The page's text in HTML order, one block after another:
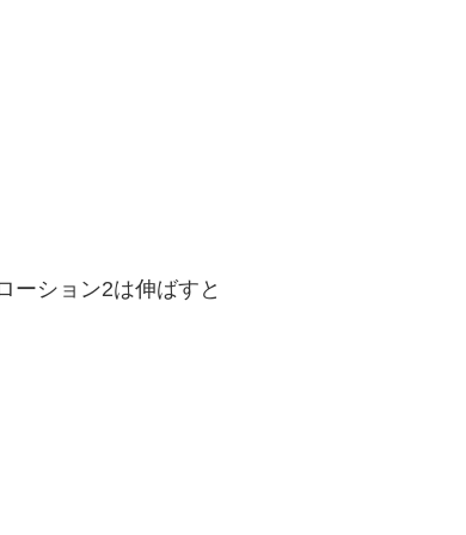
ション2は伸ばすと